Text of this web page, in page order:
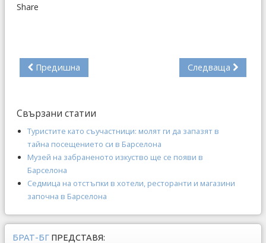
Share
Предишна Следваща
Свързани статии
Туристите като съучастници: молят ги да запазят в
тайна посещението си в Барселона
Музей на забраненото изкуство ще се появи в
Барселона
Седмица на отстъпки в хотели, ресторанти и магазини
започна в Барселона
БРАТ-БГ ПРЕДСТАВЯ: